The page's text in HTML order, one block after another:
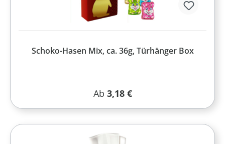
Schoko-Hasen Mix, ca. 36g, Türhänger Box
Regulärer Preis:
Ab 3,18 €